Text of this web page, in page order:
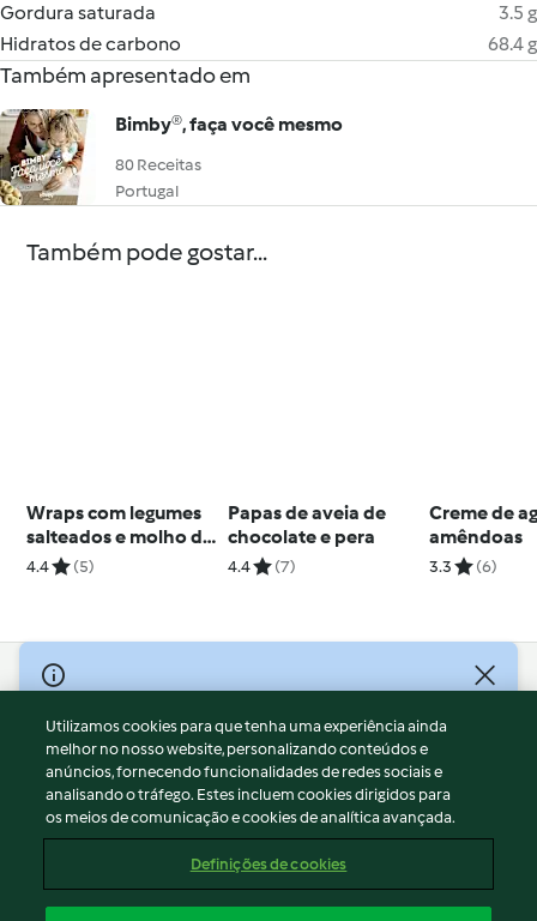
Gordura saturada
3.5 g
Hidratos de carbono
68.4 g
Também apresentado em
Bimby®, faça você mesmo
80 Receitas
Portugal
Também pode gostar...
Wraps com legumes
salteados e molho de
ervas
4.4 (5)
Papas de aveia de
chocolate e pera
4.4 (7)
Creme de
amêndoas
3.3 (6)
© Copyright 2026
Termos de Utilização
Aviso sobre Proteção de Dados
Aviso
Apoio legal
Conteúdo do relatório
Utilizamos cookies para que tenha uma experiência ainda
melhor no nosso website, personalizando conteúdos e
anúncios, fornecendo funcionalidades de redes sociais e
analisando o tráfego. Estes incluem cookies dirigidos para
os meios de comunicação e cookies de analítica avançada.
Definições de cookies